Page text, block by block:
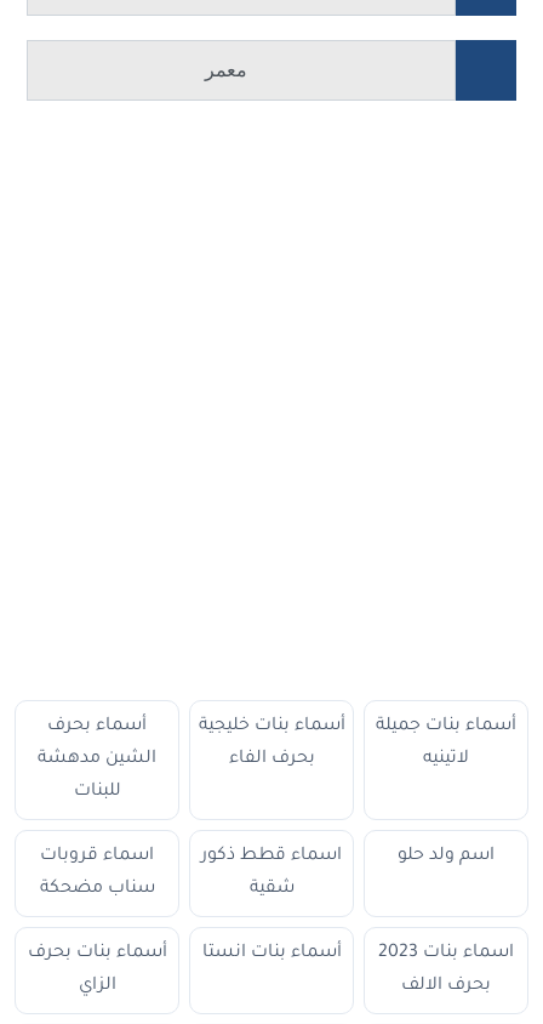
أسماء بنات جميلة
لاتينيه
أسماء بنات خليجية
بحرف الفاء
أسماء بحرف
الشين مدهشة
للبنات
اسم ولد حلو
اسماء قطط ذكور
شقية
اسماء قروبات
سناب مضحكة
اسماء بنات 2023
بحرف الالف
أسماء بنات انستا
أسماء بنات بحرف
الزاي